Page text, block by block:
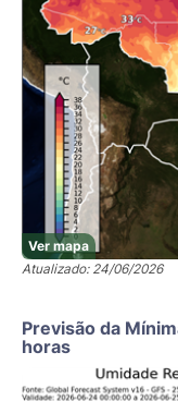
Ver mapa
Atualizado: 24/06/2026
Previsão da
horas